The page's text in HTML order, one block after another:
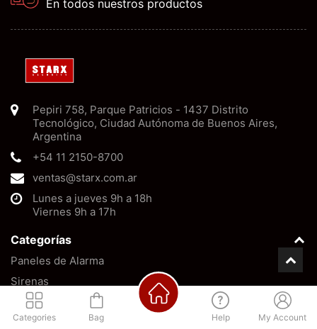
Categories Bag Help My Account
En todos nuestros productos
Pepiri 758, Parque Patricios - 1437 Distrito
Tecnológico, Ciudad Autónoma de Buenos Aires,
Argentina
+54 11 2150-8700
ventas@starx.com.ar
Lunes a jueves 9h a 18h
Viernes 9h a 17h
Categorías
Paneles de Alarma
Sirenas
Baterías
Barreras